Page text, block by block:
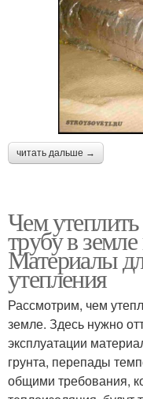
читать дальше →
Чем
трубу в
Материалы
утепления
Рассмотрим, чем
земле. Здесь нужно
эксплуатации
грунта, перепады
общими требования,